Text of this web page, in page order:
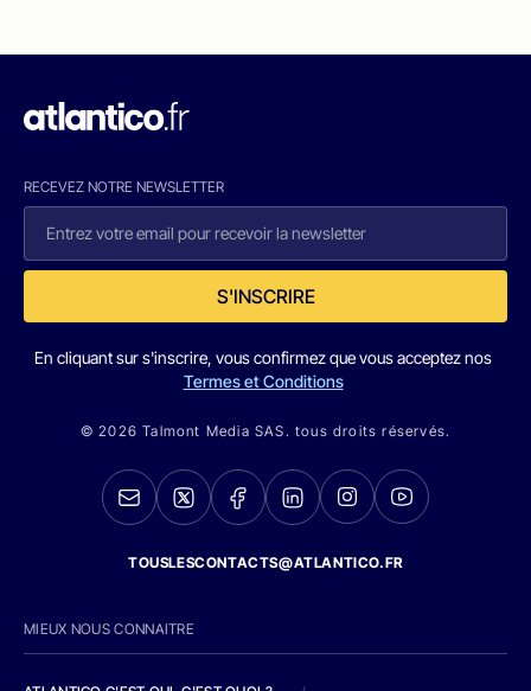
RECEVEZ NOTRE NEWSLETTER
S'INSCRIRE
En cliquant sur s'inscrire, vous confirmez que vous acceptez nos
Termes et Conditions
© 2026 Talmont Media SAS. tous droits réservés.
TOUSLESCONTACTS@ATLANTICO.FR
MIEUX NOUS CONNAITRE